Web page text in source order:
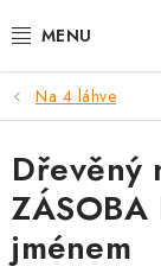
na
SVATBA 💍
DÁRKY
KRABIČKY
Na 4 láhve
Dřevěný
ZÁSOBA
jménem